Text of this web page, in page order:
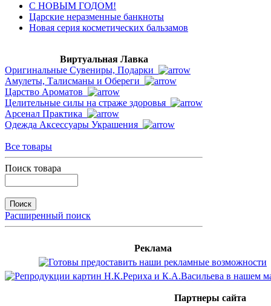
С НОВЫМ ГОДОМ!
Царские неразменные банкноты
Новая серия косметических бальзамов
Виртуальная Лавка
Оригинальные Сувениры, Подарки
Амулеты, Талисманы и Обереги
Царство Ароматов
Целительные силы на страже здоровья
Арсенал Практика
Одежда Аксессуары Украшения
Все товары
Поиск товара
Расширенный поиск
Реклама
Партнеры сайта